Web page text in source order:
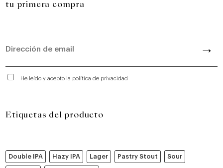
tu primera compra
He leído y acepto la política de privacidad
Etiquetas del producto
Double IPA Hazy IPA Lager Pastry Stout Sour